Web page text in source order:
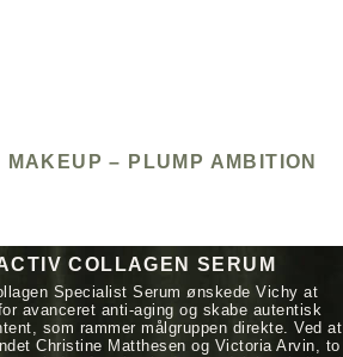
MAKEUP – PLUMP AMBITION
COLLAGEN SERUM
Specialist Serum ønskede Vichy at
avanceret anti-aging og skabe autentisk
som rammer målgruppen direkte. Ved at
Christine Matthesen og Victoria Arvin, to